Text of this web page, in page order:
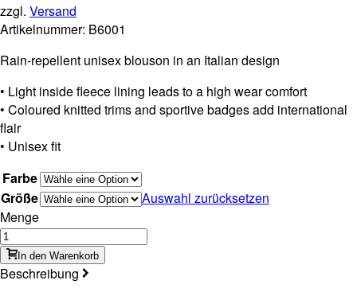
zzgl. Versand
Artikelnummer: B6001
Rain-repellent unisex blouson in an Italian design
• Light inside fleece lining leads to a high wear comfort
• Coloured knitted trims and sportive badges add international
flair
• Unisex fit
Farbe
Größe
Auswahl zurücksetzen
Menge
In den Warenkorb
Beschreibung